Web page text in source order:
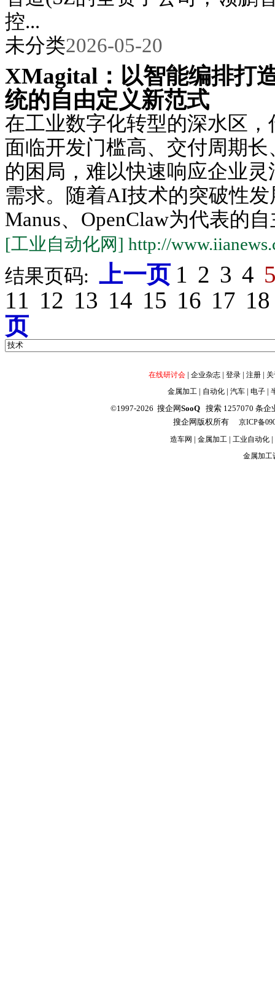
控...
未分类2026-05-20
XMagital：以智能编排打
统的自由定义新范式
在工业数字化转型的深水区
面临开发门槛高、交付周期
的困局，难以快速响应企业
需求。随着AI技术的突破性
Manus、OpenClaw为代表的
[工业自动化网] http://
结果页码: 上一页 1 2 3 4
11 12 13 14 15 16 17 18
页
在线研讨会 | 企业杂志 | 登录 | 注册 |
金属加工| 自动化| 汽车| 电子|
©1997-2026 搜企网SooQ搜索 1257070 条企
搜企网版权所有 京ICP备
造车网 | 金属加工 | 工业自动化 |
金属加工